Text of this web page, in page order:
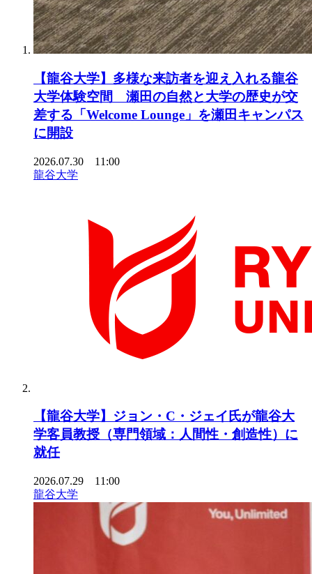
【龍谷大学】多様な来訪者を迎え入れる龍谷
大学体験空間 瀬田の自然と大学の歴史が交
差する「Welcome Lounge」を瀬田キャンパス
に開設
2026.07.30 11:00
龍谷大学
【龍谷大学】ジョン・C・ジェイ氏が龍谷大
学客員教授（専門領域：人間性・創造性）に
就任
2026.07.29 11:00
龍谷大学